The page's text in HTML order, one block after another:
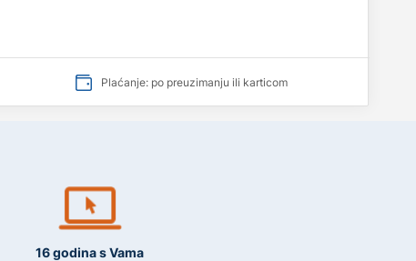
Plaćanje: po preuzimanju ili karticom
16 godina s Vama